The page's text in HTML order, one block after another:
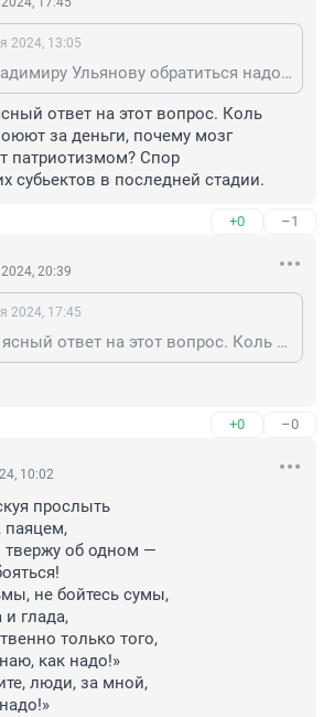
2024, 13:05
Это вам к Владимиру Ульянову обратиться надо. Правда, у него сейчас неприёмный период... Кстати, нынче у нас капитализм, не забыли?
ответ на этот вопрос. Коль
за деньги, почему мозг
патриотизмом? Спор
субьектов в последней стадии.
+0 –1
20:39
2024, 17:45
Ульянов дал ясный ответ на этот вопрос. Коль капитализм, воюют за деньги, почему мозг высверливают патриотизмом? Спор хозяйствующих субьектов в последней стадии.
+0 –0
10:02
прослыть
паяцем,
об одном —
не бойтесь сумы,
глада,
только того,
как надо!»
люди, за мной,